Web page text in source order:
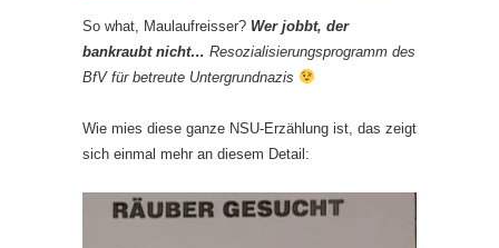
So what, Maulaufreisser? Wer jobbt, der
bankraubt nicht… Resozialisierungsprogramm des
BfV für betreute Untergrundnazis
Wie mies diese ganze NSU-Erzählung ist, das zeigt
sich einmal mehr an diesem Detail: